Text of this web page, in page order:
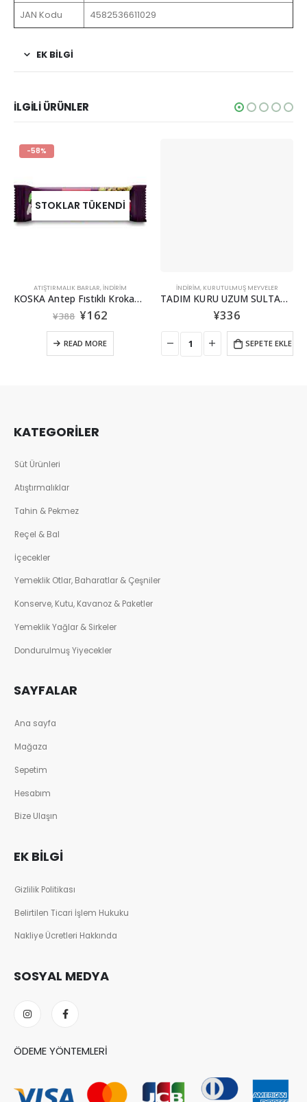
JAN Kodu 4582536611029
EK BİLGİ
İLGİLİ ÜRÜNLER
-58%
STOKLAR TÜKENDI
ATIŞTIRMALIK BARLAR, İNDİRİM
KOSKA Antep Fıstıklı Krokan 30g
¥388 ¥162
READ MORE
İNDİRİM, KURUTULMUŞ MEYVELER
TADIM KURU UZUM SULTANIYE
¥336
SEPETE EKLE
KATEGORİLER
Süt Ürünleri
Atıştırmalıklar
Tahin & Pekmez
Reçel & Bal
İçecekler
Yemeklik Otlar, Baharatlar & Çeşniler
Konserve, Kutu, Kavanoz & Paketler
Yemeklik Yağlar & Sirkeler
Dondurulmuş Yiyecekler
SAYFALAR
Ana sayfa
Mağaza
Sepetim
Hesabım
Bize Ulaşın
EK BILGI
Gizlilik Politikası
Belirtilen Ticari İşlem Hukuku
Nakliye Ücretleri Hakkında
SOSYAL MEDYA
ÖDEME YÖNTEMLERI